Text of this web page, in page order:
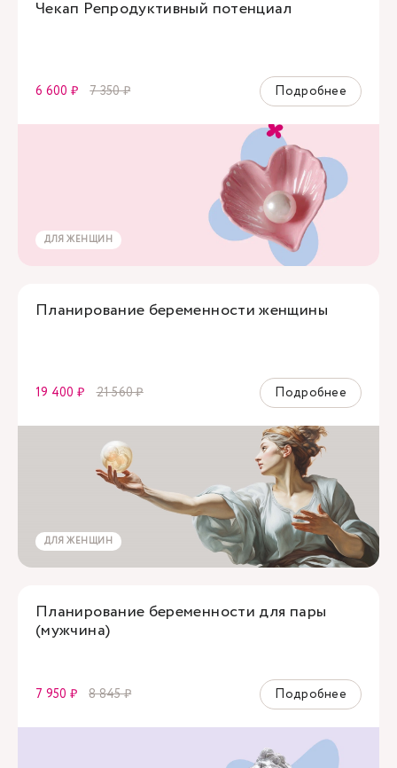
Чекап Репродуктивный потенциал
6 600 ₽ 7 350 ₽ Подробнее
ДЛЯ ЖЕНЩИН
Планирование беременности женщины
19 400 ₽ 21 560 ₽ Подробнее
ДЛЯ ЖЕНЩИН
Планирование беременности для пары
(мужчина)
7 950 ₽ 8 845 ₽ Подробнее